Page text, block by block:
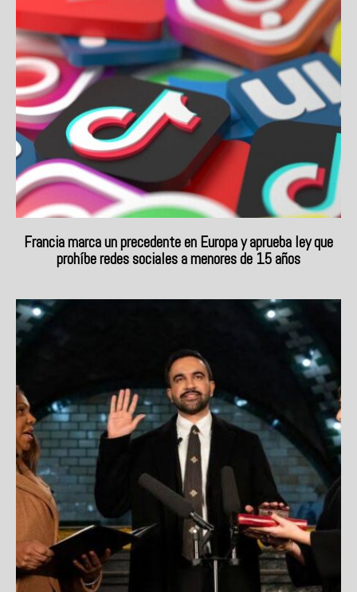
Francia marca un precedente en Europa y aprueba ley que
prohíbe redes sociales a menores de 15 años